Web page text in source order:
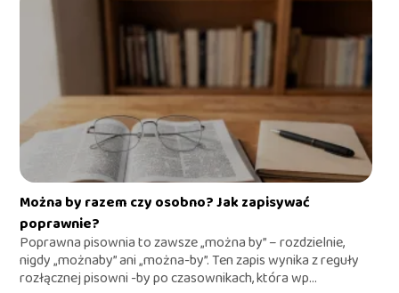
Można by razem czy osobno? Jak zapisywać
poprawnie?
Poprawna pisownia to zawsze „można by” – rozdzielnie,
nigdy „możnaby” ani „można-by”. Ten zapis wynika z reguły
rozłącznej pisowni -by po czasownikach, która wp...